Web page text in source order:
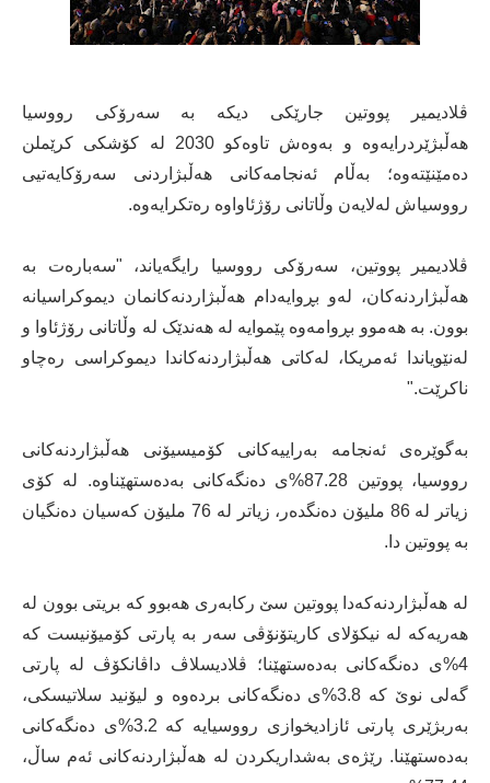
ڤلادیمیر پووتین جارێکی دیکە بە سەرۆکی رووسیا
هەڵبژێردرایەوە و بەوەش تاوەکو 2030 لە کۆشکی کرێملن
دەمێنێتەوە؛ بەڵام ئەنجامەکانی هەڵبژاردنی سەرۆکایەتیی
رووسیاش لەلایەن وڵاتانی رۆژئاواوە رەتکرایەوە.
ڤلادیمیر پووتین، سەرۆکی رووسیا رایگەیاند، "سەبارەت بە
هەڵبژاردنەکان، لەو بڕوایەدام هەڵبژاردنەکانمان دیموکراسیانە
بوون. بە هەموو بڕوامەوە پێموایە لە هەندێک لە وڵاتانی رۆژئاوا و
لەنێویاندا ئەمریکا، لەکاتی هەڵبژاردنەکاندا دیموکراسی رەچاو
ناکرێت."
بەگوێرەی ئەنجامە بەراییەکانی کۆمیسیۆنی هەڵبژاردنەکانی
رووسیا، پووتین 87.28%ی دەنگەکانی بەدەستهێناوە. لە کۆی
زیاتر لە 86 ملیۆن دەنگدەر، زیاتر لە 76 ملیۆن کەسیان دەنگیان
بە پووتین دا.
لە هەڵبژاردنەکەدا پووتین سێ رکابەری هەبوو کە بریتی بوون لە
هەریەکە لە نیکۆلای کاریتۆنۆڤی سەر بە پارتی کۆمیۆنیست کە
4%ی دەنگەکانی بەدەستهێنا؛ ڤلادیسلاڤ داڤانکۆڤ لە پارتی
گەلی نوێ کە 3.8%ی دەنگەکانی بردەوە و لیۆنید سلاتیسکی،
بەربژێری پارتی ئازادیخوازی رووسیایە کە 3.2%ی دەنگەکانی
بەدەستهێنا. رێژەی بەشداریکردن لە هەڵبژاردنەکانی ئەم ساڵ،